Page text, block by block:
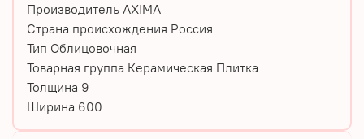
Производитель AXIMA
Страна происхождения Россия
Тип Облицовочная
Товарная группа Керамическая Плитка
Толщина 9
Ширина 600